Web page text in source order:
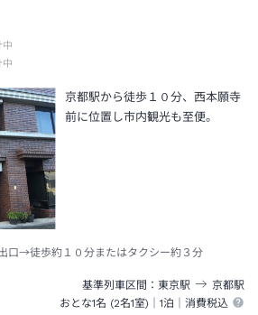
中
中
京都駅から徒歩１０分、西本願寺
前に位置し市内観光も至便。
口→徒歩約１０分またはタクシー約３分
基準列車区間 東京駅 京都駅
おとな1名 (2名1室)｜1泊 ｜消費税込